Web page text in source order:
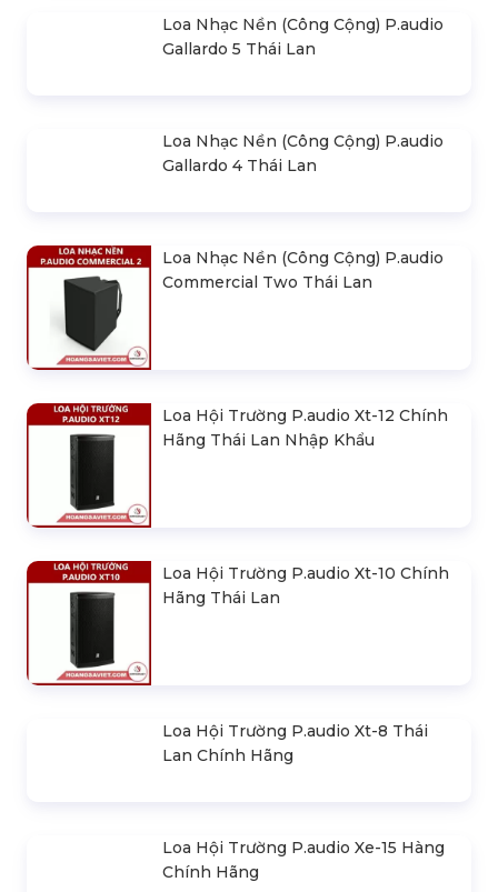
Gallardo 4 Thái Lan
Commercial Two Thái Lan
Hãng Thái Lan Nhập Khẩu
Hãng Thái Lan
Loa Hội Trường P.audio Xt-8 Thái
Lan Chính Hãng